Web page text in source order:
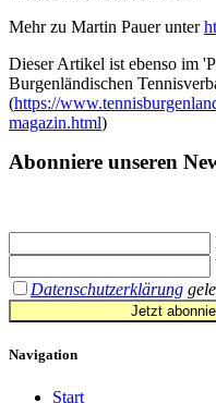
Mehr zu Martin Pauer unter
Dieser Artikel ist ebenso im
Burgenländischen
(https://
magazin.html)
Abonniere unseren
Datenschutzerklärung
Jetzt
Navigation
Start